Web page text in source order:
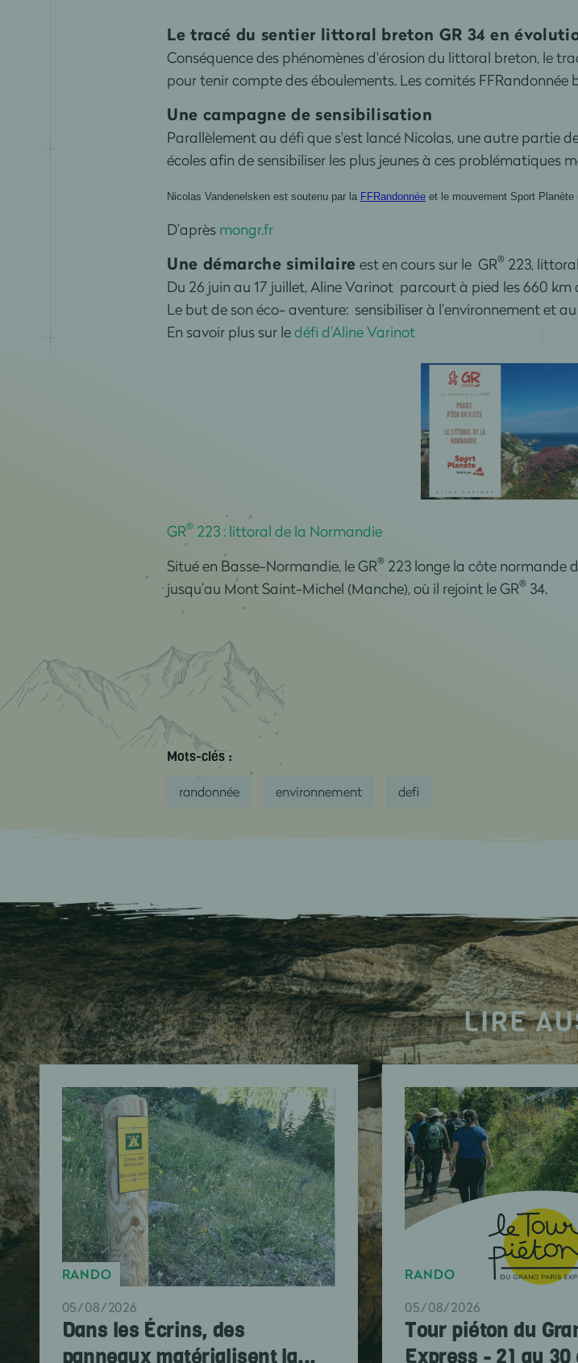
Le tracé du sentier littoral breton GR 34 en
Conséquence des phénomènes d'érosion du littoral breton, le
pour tenir compte des éboulements. Les comités FFRandonnée
Une campagne de sensibilisation
Parallèlement au défi que s'est lancé Nicolas, une autre partie
écoles afin de sensibiliser les plus jeunes à ces problématiques
Nicolas Vandenelskenest soutenu par la FFRandonnéeet le mouvement Sport Planète
D’après mongr.fr
Une démarche similaire est en cours sur le GR®223,
Du 26 juin au 17 juillet, Aline Varinot parcourt à pied les 660 km
Le but de son éco- aventure: sensibiliser à l’environnement et
En savoir plus sur ledéfi d’Aline Varinot
GR®223 : littoral de la Normandie
Situé en Basse-Normandie, le GR®223 longe la côte normande
jusqu’au Mont Saint-Michel (Manche), où il rejoint le GR®34.
Mots-clés :
randonnée environnement defi
LIRE
RANDO
05/08/2026
Dans les Écrins, des
panneaux matérialisent la...
RANDO
05/08/2026
Tour piéton du
Express - 21 au